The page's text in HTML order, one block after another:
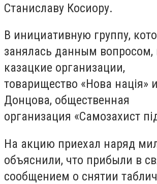
Станиславу Косиору.
В инициативную группу,
занялась данным
казацкие организации,
товарищество «Нова
Донцова, общественная
организация «Самозахист
На акцию приехал наряд
объяснили, что прибыли в
сообщением о снятии